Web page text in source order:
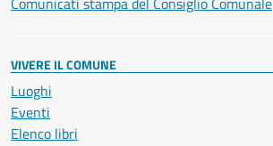
VIVERE IL COMUNE
Luoghi
Eventi
Elenco libri